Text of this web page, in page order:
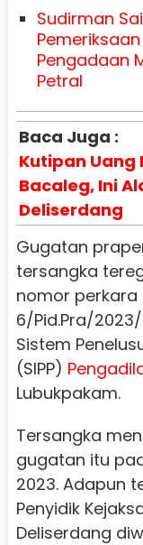
Sudirman
Pengadaan
Petral
Baca Juga :
Kutipan Uang
Bacaleg, Ini
Deliserdang
Gugatan
tersangka
nomor perkara
6/Pid.Pra/2023/
Sistem
(SIPP)
Lubukpakam.
Tersangka
gugatan itu
2023. Adapun
Penyidik
Deliserdang